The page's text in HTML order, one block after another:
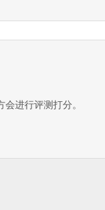
进行评测打分。